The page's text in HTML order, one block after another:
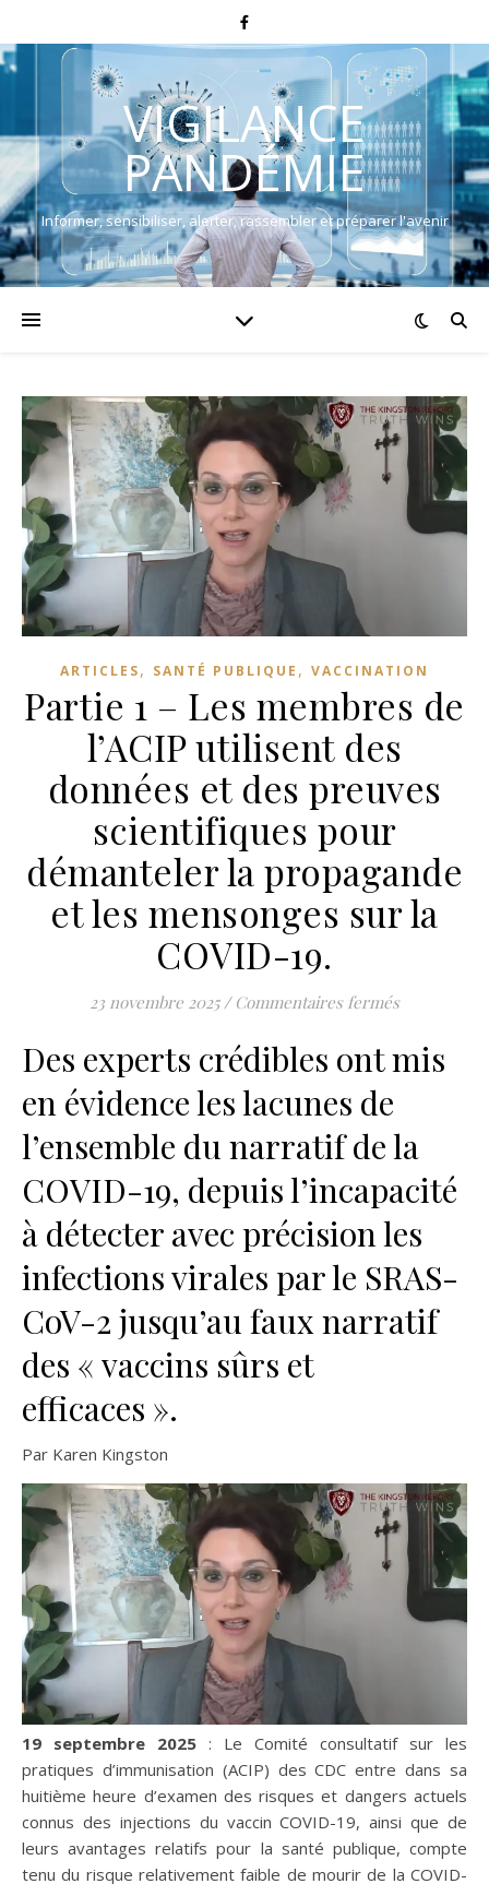
VIGILANCE
PANDÉMIE
Informer, sensibiliser, alerter, rassembler et préparer l'avenir
ARTICLES, SANTÉ PUBLIQUE , VACCINATION
Partie 1 – Les membres de
l’ACIP utilisent des
données et des preuves
scientifiques pour
démanteler la propagande
et les mensonges sur la
COVID-19.
23 novembre 2025 / Commentaires ferméssur Partie 1
Des experts crédibles ont mis
en évidence les lacunes de
l’ensemble du narratif de la
COVID-19, depuis l’incapacité
à détecter avec précision les
infections virales par le SRAS-
CoV-2 jusqu’au faux narratif
des « vaccins sûrs et
efficaces ».
Par Karen Kingston
19 septembre 2025 : Le Comité consultatif sur les
pratiques d’immunisation (ACIP) des CDC entre dans sa
huitième heure d’examen des risques et dangers actuels
connus des injections du vaccin COVID-19, ainsi que de
leurs avantages relatifs pour la santé publique, compte
tenu du risque relativement faible de mourir de la COVID-